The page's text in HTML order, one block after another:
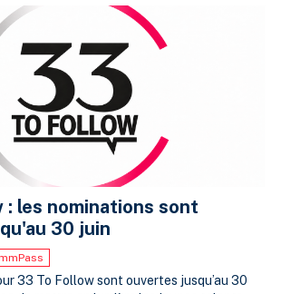
: les nominations sont
30 juin
33 To Follow sont ouvertes jusqu’au 30